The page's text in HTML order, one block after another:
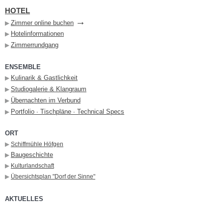
HOTEL
▶︎ Zimmer online buchen →
▶︎ Hotelinformationen
▶︎ Zimmerrundgang
ENSEMBLE
▶︎ Kulinarik & Gastlichkeit
▶︎ Studiogalerie & Klangraum
▶︎ Übernachten im Verbund
▶︎ Portfolio ∙ Tischpläne ∙ Technical Specs
ORT
▶︎ Schiffmühle Höfgen
▶︎ Baugeschichte
▶︎ Kulturlandschaft
▶︎ Übersichtsplan "Dorf der Sinne"
AKTUELLES